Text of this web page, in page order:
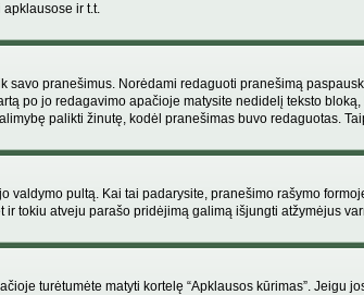
ir t.t.
pranešimus. Norėdami redaguoti pranešimą
po jo redagavimo apačioje matysite nedidelį teksto
palikti žinutę, kodėl pranešimas buvo redaguotas.
valdymo pultą. Kai tai padarysite, pranešimo rašymo
tokiu atveju parašo pridėjimą galimą išjungti atžymėjus
turėtumėte matyti kortelę “Apklausos kūrimas”.